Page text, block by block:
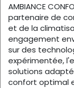
AMBIANCE
partenaire de
et de la
engagement
sur des
expérimentée,
solutions
confort optimal